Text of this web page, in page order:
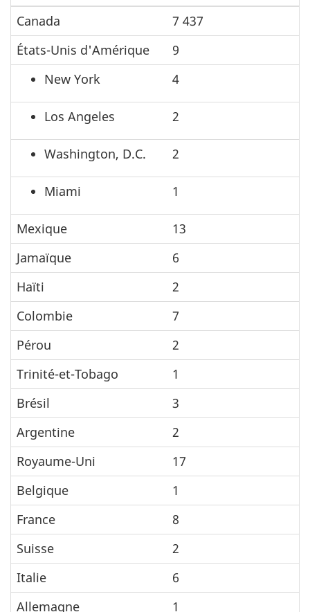
Canada
7 437
États-Unis d'Amérique
9
New York
4
Los Angeles 2
Washington, D.C. 2
Miami 1
Mexique
13
Jamaïque
6
Haïti
2
Colombie
7
Pérou
2
Trinité-et-Tobago
1
Brésil
3
Argentine
2
Royaume-Uni
17
Belgique
1
France
8
Suisse
2
Italie
6
Allemagne
1